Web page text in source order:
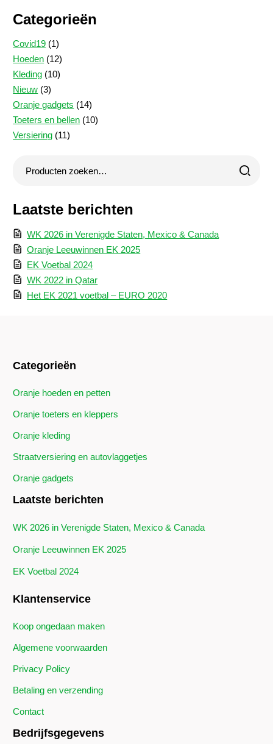
Categorieën
Covid19 11
product
Hoeden 1212
producten
Kleding 1010
Nieuw 33
producten
Oranje gadgets 1414
producten
Toeters en bellen 1010
Versiering 1111
Laatste berichten
WK 2026 in Verenigde Staten, Mexico & Canada
Oranje Leeuwinnen EK 2025
EK Voetbal 2024
WK 2022 in Qatar
Het EK 2021 voetbal – EURO 2020
Categorieën
Oranje hoeden en petten
Oranje toeters en kleppers
Oranje kleding
Straatversiering en autovlaggetjes
Oranje gadgets
Laatste berichten
WK 2026 in Verenigde Staten, Mexico & Canada
Oranje Leeuwinnen EK 2025
EK Voetbal 2024
Klantenservice
Koop ongedaan maken
Algemene voorwaarden
Privacy Policy
Betaling en verzending
Contact
Bedrijfsgegevens